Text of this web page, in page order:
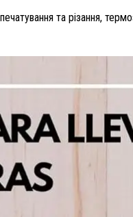
та різання,